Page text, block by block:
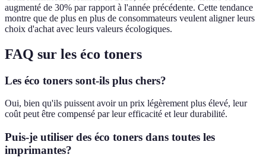
augmenté de 30% par rapport à l'année précédente. Cette tendance
montre que de plus en plus de consommateurs veulent aligner leurs
choix d'achat avec leurs valeurs écologiques.
FAQ sur les éco toners
Les éco toners sont-ils plus chers?
Oui, bien qu'ils puissent avoir un prix légèrement plus élevé, leur
coût peut être compensé par leur efficacité et leur durabilité.
Puis-je utiliser des éco toners dans toutes les
imprimantes?